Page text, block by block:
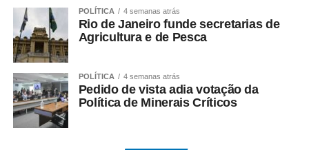
pelo Rio Paraguai até Corumbá, em Mato Grosso do Sul.
De lá, seguia de trem para os principais mercados
consumidores do Nordeste brasileiro.
A estrutura instalada na fazenda incluía galpões, olaria,
marcenaria, currais, locomóveis a vapor, caldeiras
importadas da Inglaterra e uma pequena usina
responsável pelo fornecimento de energia elétrica às
POLÍTICA 4 semanas atrás
Rio de Janeiro funde secretarias de
Agricultura e de Pesca
POLÍTICA 4 semanas atrás
Pedido de vista adia votação da
Política de Minerais Críticos